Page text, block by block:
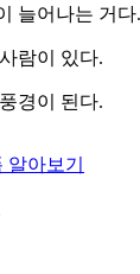
늘어나는 거다.
람이 있다.
경이 된다.
아보기